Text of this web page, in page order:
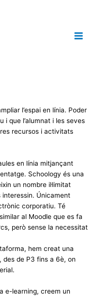
l’espai en línia. Poder
que l’alumnat i les seves
recursos i activitats
en línia mitjançant
Schoology és una
un nombre il·limitat
interessin. Únicament
corporatiu. Té
al Moodle que es fa
, però sense la necessitat
hem creat una
des de P3 fins a 6è, on
e-learning, creem un